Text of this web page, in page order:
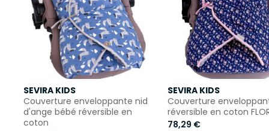
SEVIRA KIDS
Couverture enveloppante nid
d'ange bébé réversible en
coton
SEVIRA KIDS
Couverture
réversible en coton
78,29 €